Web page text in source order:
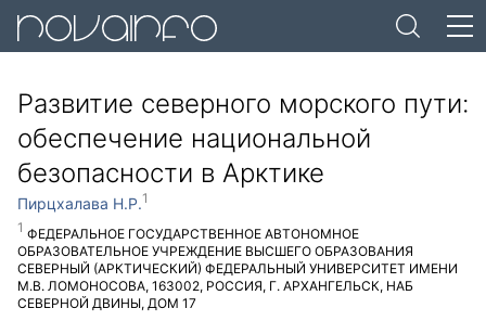
Развитие северного морского пути:
обеспечение национальной
безопасности в Арктике
Пирцхалава Н.Р.
ФЕДЕРАЛЬНОЕ ГОСУДАРСТВЕННОЕ АВТОНОМНОЕ
ОБРАЗОВАТЕЛЬНОЕ УЧРЕЖДЕНИЕ ВЫСШЕГО ОБРАЗОВАНИЯ
СЕВЕРНЫЙ (АРКТИЧЕСКИЙ) ФЕДЕРАЛЬНЫЙ УНИВЕРСИТЕТ ИМЕНИ
М.В. ЛОМОНОСОВА, 163002, РОССИЯ, Г. АРХАНГЕЛЬСК, НАБ
СЕВЕРНОЙ ДВИНЫ, ДОМ 17